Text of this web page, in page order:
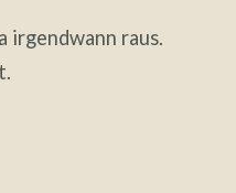
irgendwann raus.